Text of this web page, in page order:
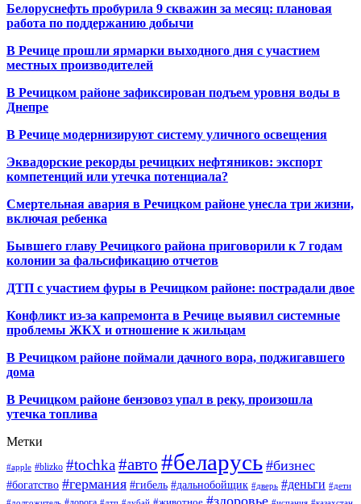
Белоруснефть пробурила 9 скважин за месяц: плановая
работа по поддержанию добычи
В Речице прошли ярмарки выходного дня с участием
местных производителей
В Речицком районе зафиксирован подъем уровня воды в
Днепре
В Речице модернизируют систему уличного освещения
Эквадорские рекорды речицких нефтяников: экспорт
компетенций или утечка потенциала?
Смертельная авария в Речицком районе унесла три жизни,
включая ребенка
Бывшего главу Речицкого района приговорили к 7 годам
колонии за фальсификацию отчетов
ДТП с участием фуры в Речицком районе: пострадали двое
Конфликт из-за капремонта в Речице выявил системные
проблемы ЖКХ и отношение к жильцам
В Речицком районе поймали дачного вора, поджигавшего
дома
В Речицком районе бензовоз упал в реку, произошла
утечка топлива
Метки
#apple #blizko #tochka#авто #беларусь #бизнес
#богатство #германия #гибель #дальнобойщик #дверь #деньги #дети
#здоровье